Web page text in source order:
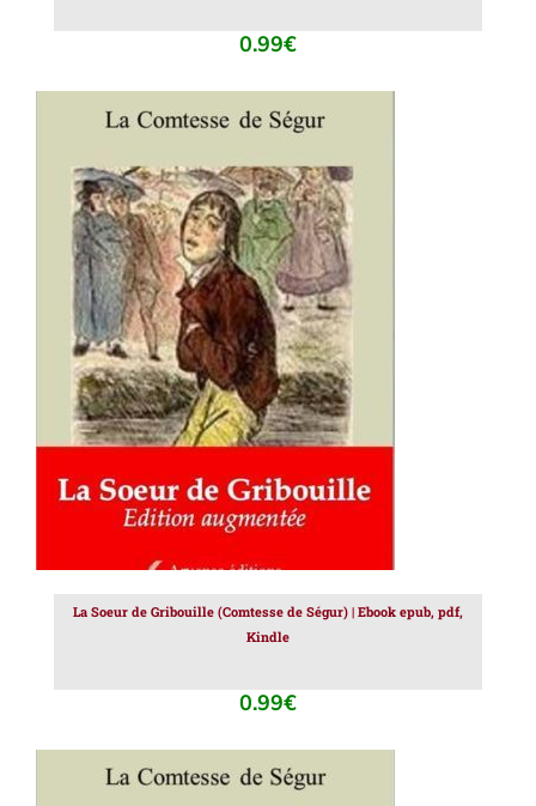
0.99€
AJOUTER AU PANIER DÉTAILS
La Soeur de Gribouille (Comtesse de Ségur) | Ebook epub, pdf,
Kindle
0.99€